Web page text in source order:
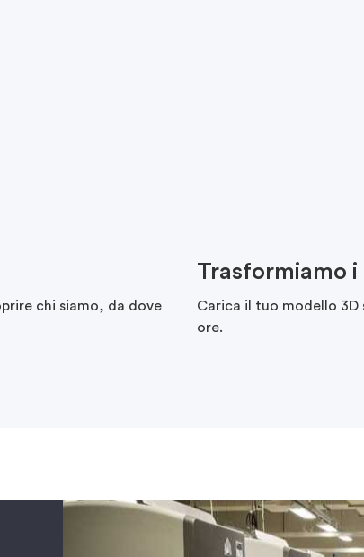
chi siamo, da dove
Trasformiamo
Carica il tuo modello 3D
ore.